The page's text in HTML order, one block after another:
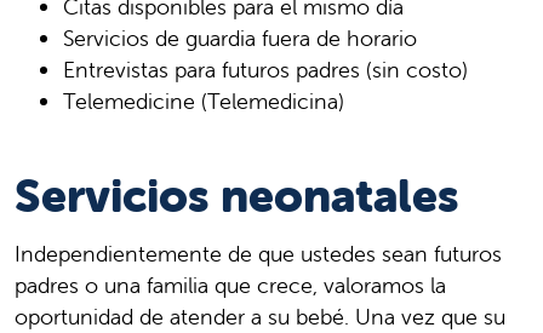
Citas disponibles para el mismo día
Servicios de guardia fuera de horario
Entrevistas para futuros padres (sin costo)
Telemedicine (Telemedicina)
Servicios neonatales
Independientemente de que ustedes sean futuros
padres o una familia que crece, valoramos la
oportunidad de atender a su bebé. Una vez que su